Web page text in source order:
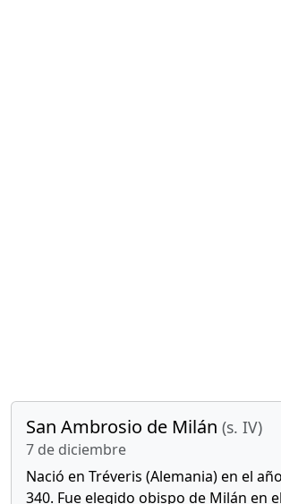
San Ambrosio de Milán (s. IV)
7 de diciembre
Nació en Tréveris (Alemania) en el año
340. Fue elegido obispo de Milán en el